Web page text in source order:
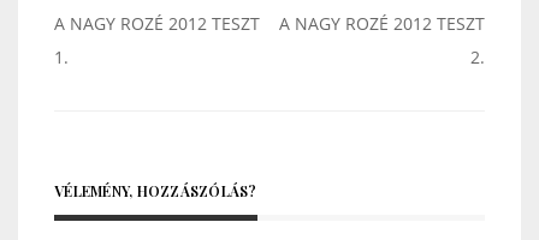
Bejegyzés
navigáció
A NAGY ROZÉ 2012 TESZT
1.
A NAGY ROZÉ 2012 TESZT
2.
VÉLEMÉNY, HOZZÁSZÓLÁS?